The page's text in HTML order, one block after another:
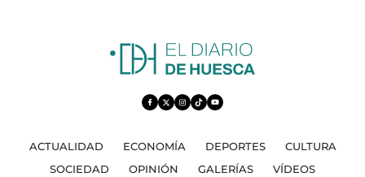
ACTUALIDAD ECONOMÍA DEPORTES
CULTURA
SOCIEDAD
OPINIÓN GALERÍAS
VÍDEOS